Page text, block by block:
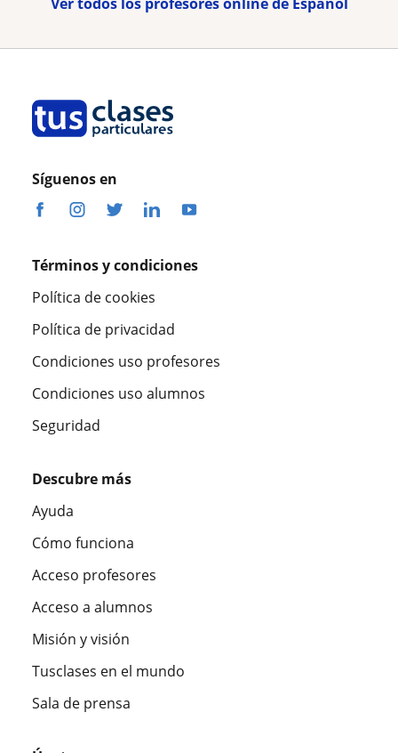
Síguenos en
Términos y condiciones
Política de cookies
Política de privacidad
Condiciones uso profesores
Condiciones uso alumnos
Seguridad
Descubre más
Ayuda
Cómo funciona
Acceso profesores
Acceso a alumnos
Misión y visión
Tusclases en el mundo
Sala de prensa